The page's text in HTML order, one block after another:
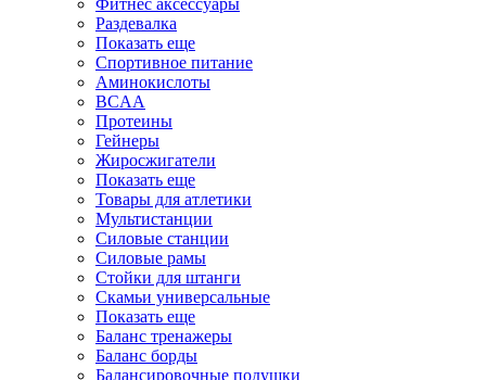
Фитнес аксессуары
Раздевалка
Показать еще
Спортивное питание
Аминокислоты
BCAA
Протеины
Гейнеры
Жиросжигатели
Показать еще
Товары для атлетики
Мультистанции
Силовые станции
Силовые рамы
Стойки для штанги
Скамьи универсальные
Показать еще
Баланс тренажеры
Баланс борды
Балансировочные подушки